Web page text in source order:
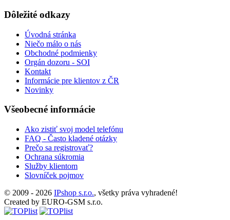
Dôležité odkazy
Úvodná stránka
Niečo málo o nás
Obchodné podmienky
Orgán dozoru - SOI
Kontakt
Informácie pre klientov z ČR
Novinky
Všeobecné informácie
Ako zistiť svoj model telefónu
FAQ - Často kladené otázky
Prečo sa registrovať?
Ochrana súkromia
Služby klientom
Slovníček pojmov
© 2009 - 2026 IPshop s.r.o., všetky práva vyhradené!
Created by EURO-GSM s.r.o.